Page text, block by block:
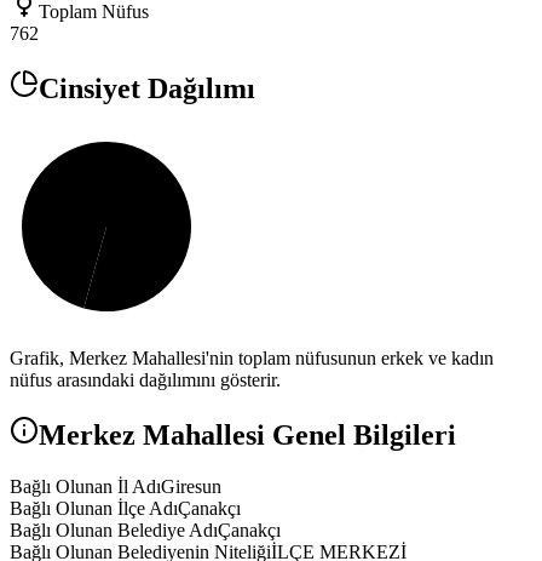
Toplam Nüfus
762
Cinsiyet Dağılımı
Grafik, Merkez Mahallesi'nin toplam nüfusunun erkek ve kadın
nüfus arasındaki dağılımını gösterir.
Merkez Mahallesi Genel Bilgileri
Bağlı Olunan İl AdıGiresun
Bağlı Olunan İlçe AdıÇanakçı
Bağlı Olunan Belediye AdıÇanakçı
Bağlı Olunan Belediyenin NiteliğiİLÇE MERKEZİ